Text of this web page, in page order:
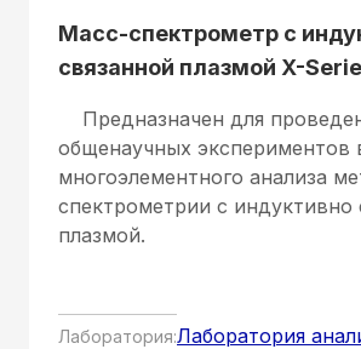
Масс-спектрометр с
связанной плазмой X-
Предназначен для
общенаучных экспериментов
многоэлементного анализа
спектрометрии с индуктивно
плазмой.
Лаборатория:Лаборатория